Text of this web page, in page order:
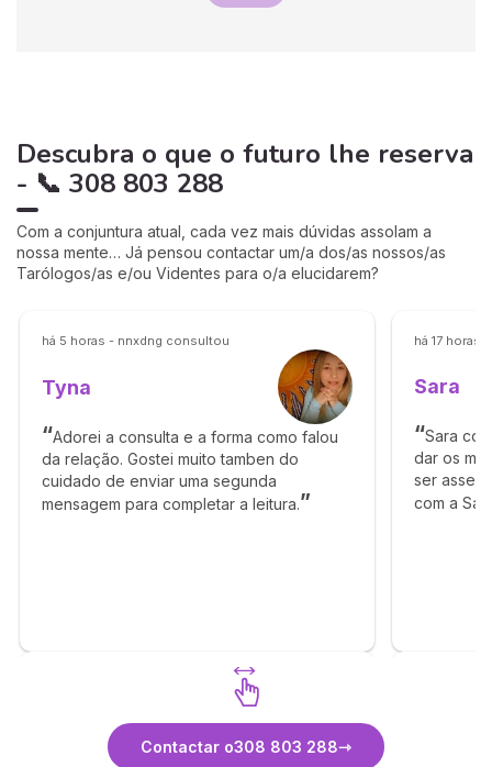
Descubra o que o futuro lhe reserva
- 📞 308 803 288
Com a conjuntura atual, cada vez mais dúvidas assolam a
nossa mente… Já pensou contactar um/a dos/as nossos/as
Tarólogos/as e/ou Videntes para o/a elucidarem?
há 5 horas - nnxdng consultou
Tyna
Adorei a consulta e a forma como falou
da relação. Gostei muito tamben do
cuidado de enviar uma segunda
mensagem para completar a leitura.
há 17 horas
Sara
Sara
dar os
ser
com a
Contactar o308 803 288